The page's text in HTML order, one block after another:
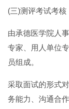
(三)测评考试考核
由承德医学院人
专家、用人单位
员组成。
采取面试的形式
务能力、沟通合